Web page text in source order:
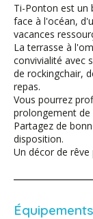
Ti-Ponton est un
face à l'océan,
vacances
La terrasse à
convivialité avec
de rockingchair,
repas.
Vous pourrez
prolongement
Partagez de
disposition.
Un décor de rêve
Équipements